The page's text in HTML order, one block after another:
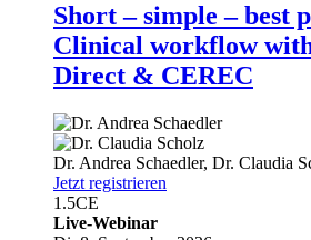
Short – simple – best
Clinical workflow
Direct & CEREC
Dr. Andrea Schaedler, Dr. Claudia
Jetzt registrieren
1.5CE
Live-Webinar